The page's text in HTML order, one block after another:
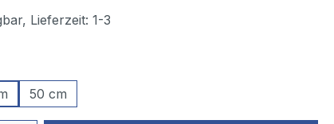
Lieferzeit: 1-3
50 cm